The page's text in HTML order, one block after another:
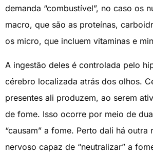
demanda “combustível”, no caso os
macro, que são as proteínas,
os micro, que incluem vitaminas e
A ingestão deles é controlada pelo
cérebro localizada atrás dos olhos.
presentes ali produzem, ao serem
de fome. Isso ocorre por meio de
“causam” a fome. Perto dali há outra
nervoso capaz de “neutralizar” a